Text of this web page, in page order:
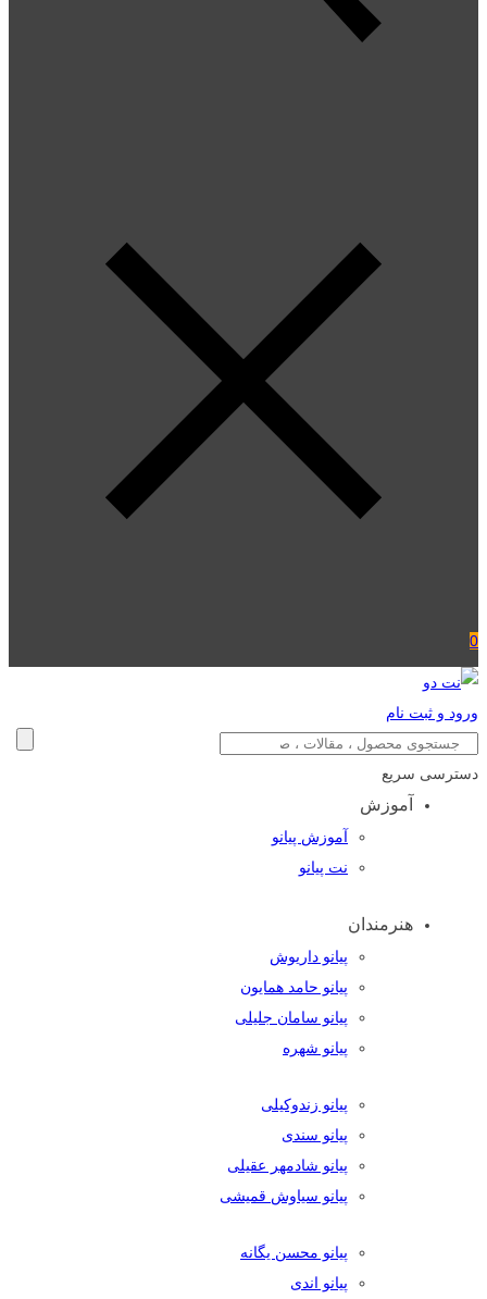
0
ورود و ثبت نام
دسترسی سریع
آموزش
آموزش پیانو
نت پیانو
هنرمندان
پیانو داریوش
پیانو حامد همایون
پیانو سامان جلیلی
پیانو شهره
پیانو زندوکیلی
پیانو سندی
پیانو شادمهر عقیلی
پیانو سیاوش قمیشی
پیانو محسن یگانه
پیانو اندی